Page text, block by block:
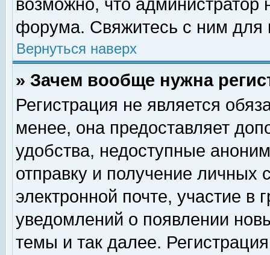
возможно, что
форума. Свяжитесь с ним для
Вернуться наверх
» Зачем вообще нужна
Регистрация не является
менее, она предоставляет
удобства, недоступные
отправку и получение личных
электронной почте, участие в
уведомлений о появлении
темы и так далее.